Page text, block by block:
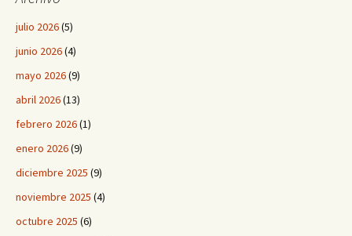
julio 2026(5)
junio 2026(4)
mayo 2026(9)
abril 2026(13)
febrero 2026(1)
enero 2026(9)
diciembre 2025 (9)
noviembre 2025 (4)
octubre 2025 (6)